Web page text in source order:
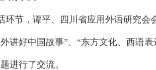
环节，谭平、四川省应用外语研究
讲好中国故事”、“东方文化、西语
进行了交流。